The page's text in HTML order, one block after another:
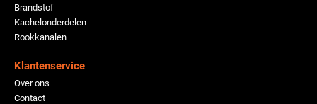
Brandstof
Kachelonderdelen
Rookkanalen
Klantenservice
Over ons
Contact